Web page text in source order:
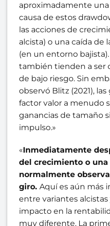
aproximadamente una
causa de estos
las acciones de
alcista) o una caída de
(en un entorno
también tienden a ser
de bajo riesgo. Sin
observó Blitz (2021),
factor valor a menudo
ganancias de tamaño
impulso.»
«Inmediatamente
del crecimiento o
normalmente
giro. Aquí es aún más
entre variantes
impacto en la
muy diferente. La